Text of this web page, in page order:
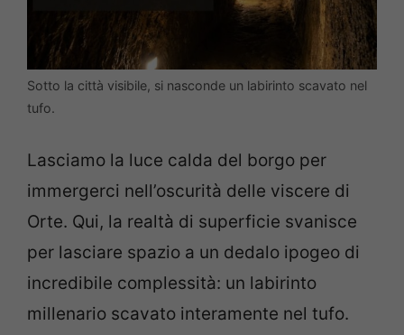
Sotto la città visibile, si nasconde un labirinto scavato nel
tufo.
Lasciamo la luce calda del borgo per
immergerci nell’oscurità delle viscere di
Orte. Qui, la realtà di superficie svanisce
per lasciare spazio a un dedalo ipogeo di
incredibile complessità: un labirinto
millenario scavato interamente nel tufo.